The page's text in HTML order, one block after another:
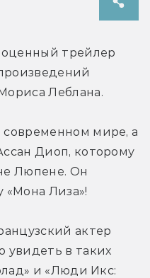
трейлер
Леблана.
современном мире, а
Диоп, которому
Люпене. Он
«Мона Лиза»!
актер
увидеть в таких
и «Люди Икс: